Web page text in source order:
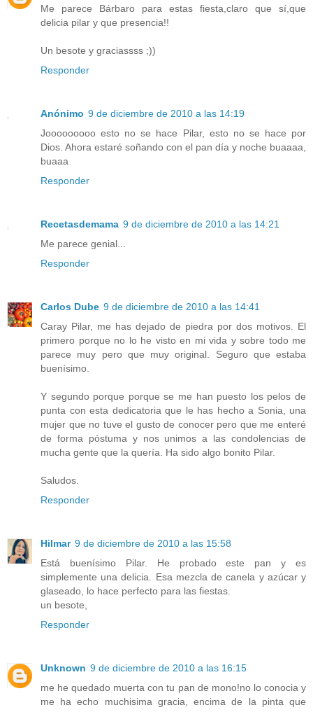
Me parece Bárbaro para estas fiesta,claro que sí,que
delicia pilar y que presencia!!
Un besote y graciassss ;))
Responder
Anónimo 9 de diciembre de 2010 a las 14:19
Jooooooooo esto no se hace Pilar, esto no se hace por
Dios. Ahora estaré soñando con el pan día y noche buaaaa,
buaaa
Responder
Recetasdemama 9 de diciembre de 2010 a las 14:21
Me parece genial...
Responder
Carlos Dube 9 de diciembre de 2010 a las 14:41
Caray Pilar, me has dejado de piedra por dos motivos. El
primero porque no lo he visto en mi vida y sobre todo me
parece muy pero que muy original. Seguro que estaba
buenísimo.
Y segundo porque porque se me han puesto los pelos de
punta con esta dedicatoria que le has hecho a Sonia, una
mujer que no tuve el gusto de conocer pero que me enteré
de forma póstuma y nos unimos a las condolencias de
mucha gente que la quería. Ha sido algo bonito Pilar.
Saludos.
Responder
Hilmar 9 de diciembre de 2010 a las 15:58
Está buenísimo Pilar. He probado este pan y es
simplemente una delicia. Esa mezcla de canela y azúcar y
glaseado, lo hace perfecto para las fiestas.
un besote,
Responder
Unknown 9 de diciembre de 2010 a las 16:15
me he quedado muerta con tu pan de mono!no lo conocia y
me ha echo muchisima gracia, encima de la pinta que